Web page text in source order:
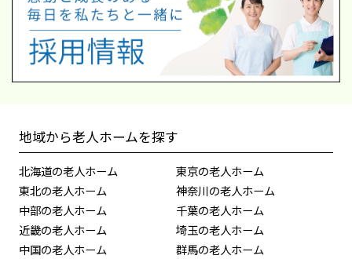
地域から老人ホームを探す
北海道の老人ホーム
東北の老人ホーム
中部の老人ホーム
近畿の老人ホーム
中国の老人ホーム
東京の老人ホーム
神奈川の老人ホーム
千葉の老人ホーム
埼玉の老人ホーム
群馬の老人ホーム